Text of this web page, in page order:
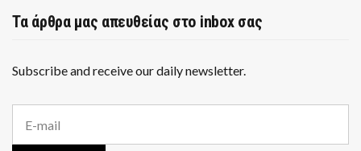
Τα άρθρα μας απευθείας στο inbox σας
Subscribe and receive our daily newsletter.
a